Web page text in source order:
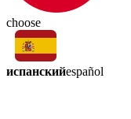
choose
испанскийespañol